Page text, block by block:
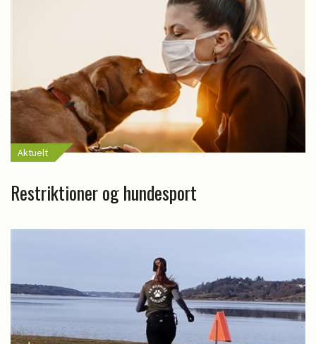
Aktuelt
Restriktioner og hundesport